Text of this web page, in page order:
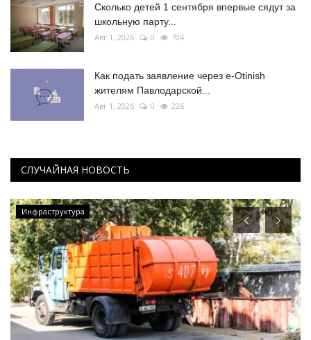
Сколько детей 1 сентября впервые сядут за
школьную парту...
Авг 1, 2026 0 704
Как подать заявление через e-Otinish
жителям Павлодарской...
Авг 1, 2026 0 226
СЛУЧАЙНАЯ НОВОСТЬ
Инфраструктура